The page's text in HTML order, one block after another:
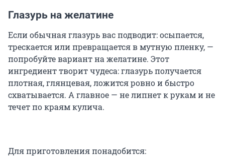
Глазурь на желатине
Если обычная глазурь вас подводит: осыпается,
трескается или превращается в мутную пленку, —
попробуйте вариант на желатине. Этот
ингредиент творит чудеса: глазурь получается
плотная, глянцевая, ложится ровно и быстро
схватывается. А главное — не липнет к рукам и не
течет по краям кулича.
Для приготовления понадобится: